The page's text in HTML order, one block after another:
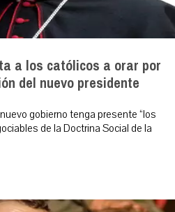
a los católicos a orar por
del nuevo presidente
gobierno tenga presente “los
de la Doctrina Social de la